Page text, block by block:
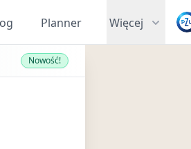
Planner Więcej
Nowość!